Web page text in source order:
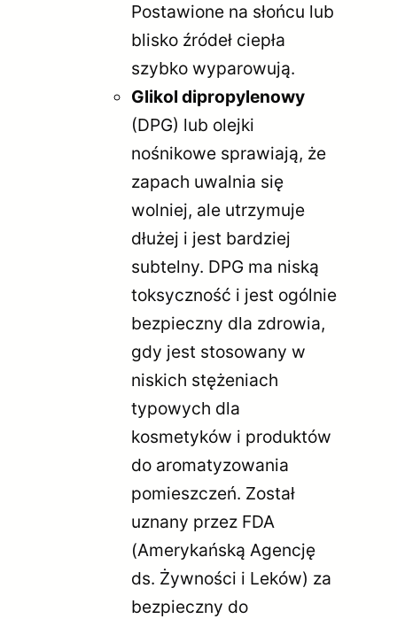
Postawione na słońcu lub
blisko źródeł ciepła
szybko wyparowują.
Glikol dipropylenowy
(DPG) lub olejki
nośnikowe sprawiają, że
zapach uwalnia się
wolniej, ale utrzymuje
dłużej i jest bardziej
subtelny. DPG ma niską
toksyczność i jest ogólnie
bezpieczny dla zdrowia,
gdy jest stosowany w
niskich stężeniach
typowych dla
kosmetyków i produktów
do aromatyzowania
pomieszczeń. Został
uznany przez FDA
(Amerykańską Agencję
ds. Żywności i Leków) za
bezpieczny do